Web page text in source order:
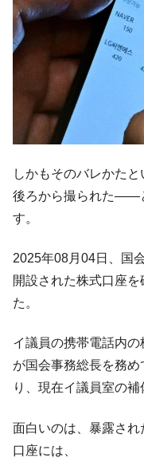
『Money1』
韓国政
ータセンター整備」⇒
『Money1』
JPモ
ほぼ終わった」
『Money1』
韓国『
発。
『Money1』
韓国政
『Money1』
韓国「
ぎ」では。
営業利益80.2％も減少
『Money1』
米国下
する差別。許してはお
『Money1』
韓国ボ
他人事のような発言。
『Money1』
韓国半
『Money1』
韓国･
機 ⇒ 10.7兆では損が出
しかもそのバレかた
後ろから撮られた――
す。
2025年08月04日、国
開設された株式口座
た。
イ議員の携帯電話内
が国会事務総長を務
り、現在イ議員室の補
面白いのは、暴露さ
口座には、